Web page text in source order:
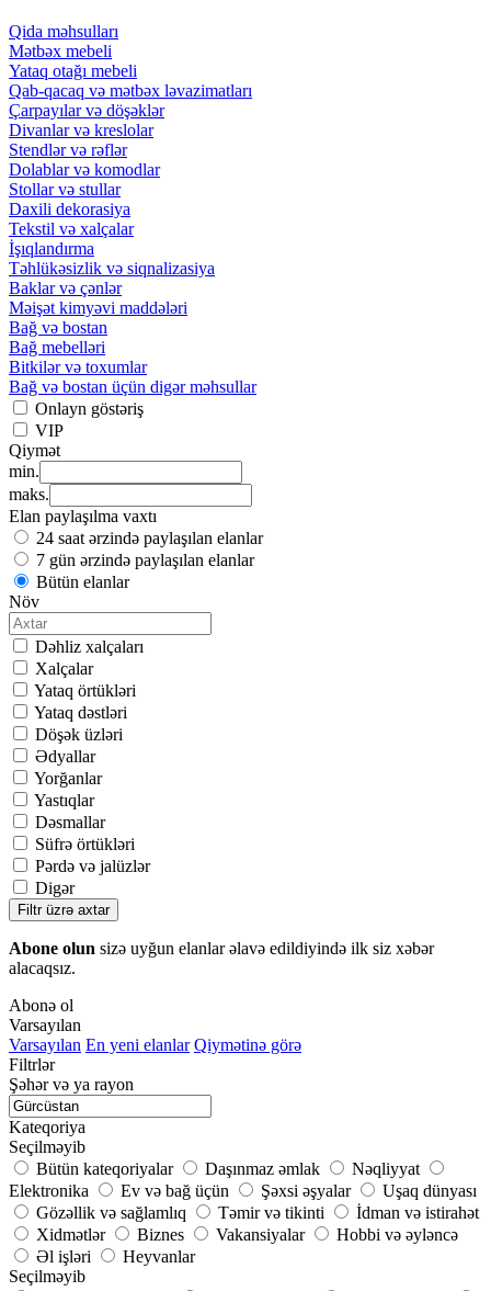
Qida məhsulları
Mətbəx mebeli
Yataq otağı mebeli
Qab-qacaq və mətbəx ləvazimatları
Çarpayılar və döşəklər
Divanlar və kreslolar
Stendlər və rəflər
Dolablar və komodlar
Stollar və stullar
Daxili dekorasiya
Tekstil və xalçalar
İşıqlandırma
Təhlükəsizlik və siqnalizasiya
Baklar və çənlər
Məişət kimyəvi maddələri
Bağ və bostan
Bağ mebelləri
Bitkilər və toxumlar
Bağ və bostan üçün digər məhsullar
Onlayn göstəriş
VIP
Qiymət
min.
maks.
Elan paylaşılma vaxtı
24 saat ərzində paylaşılan elanlar
7 gün ərzində paylaşılan elanlar
Bütün elanlar
Növ
Dəhliz xalçaları
Xalçalar
Yataq örtükləri
Yataq dəstləri
Döşək üzləri
Ədyallar
Yorğanlar
Yastıqlar
Dəsmallar
Süfrə örtükləri
Pərdə və jalüzlər
Digər
Filtr üzrə axtar
Abone olun sizə uyğun elanlar əlavə edildiyində ilk siz xəbər
alacaqsız.
Abonə ol
Varsayılan
Varsayılan En yeni elanlar Qiymətinə görə
Filtrlər
Şəhər və ya rayon
Kateqoriya
Seçilməyib
Bütün kateqoriyalar
Daşınmaz əmlak
Nəqliyyat
Elektronika
Ev və bağ üçün Şəxsi əşyalar
Uşaq dünyası
Gözəllik və sağlamlıq
Təmir və tikinti
İdman və istirahət
Xidmətlər
Biznes Vakansiyalar
Hobbi və əyləncə
Əl işləri
Heyvanlar
Seçilməyib